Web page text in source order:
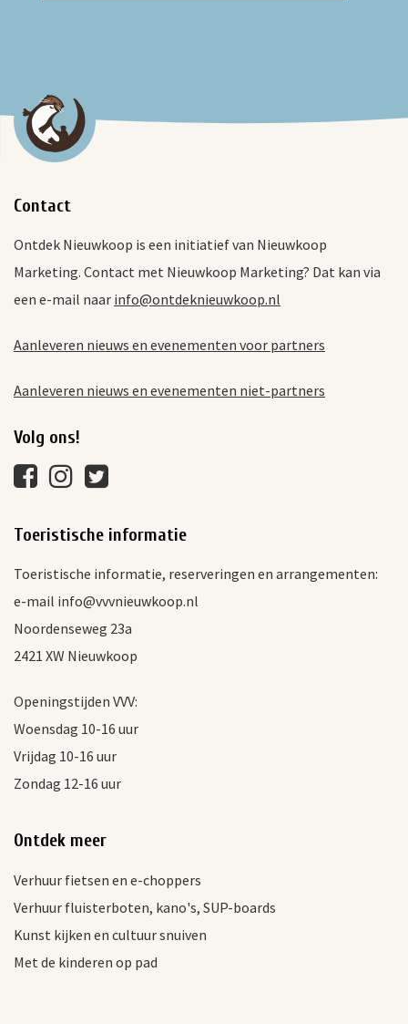
Contact
Ontdek Nieuwkoop is een initiatief van Nieuwkoop
Marketing. Contact met Nieuwkoop Marketing? Dat kan via
een e-mail naar info@ontdeknieuwkoop.nl
Aanleveren nieuws en evenementen voor partners
Aanleveren nieuws en evenementen niet-partners
Volg ons!
Toeristische informatie
Toeristische informatie, reserveringen en arrangementen:
e-mail info@vvvnieuwkoop.nl
Noordenseweg 23a
2421 XW Nieuwkoop
Openingstijden VVV:
Woensdag 10-16 uur
Vrijdag 10-16 uur
Zondag 12-16 uur
Ontdek meer
Verhuur fietsen en e-choppers
Verhuur fluisterboten, kano's, SUP-boards
Kunst kijken en cultuur snuiven
Met de kinderen op pad